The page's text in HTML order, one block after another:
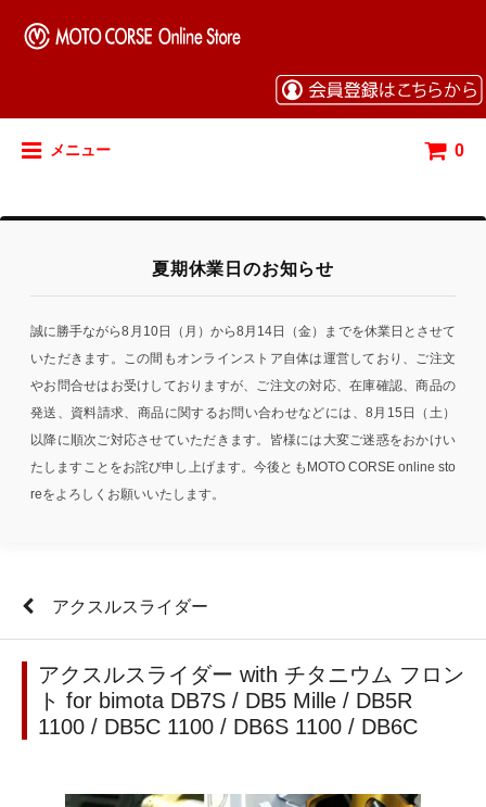
メニュー 0
夏期休業日のお知らせ
誠に勝手ながら8月10日（月）から8月14日（金）までを休業日とさせて
いただきます。この間もオンラインストア自体は運営しており、ご注文
やお問合せはお受けしておりますが、ご注文の対応、在庫確認、商品の
発送、資料請求、商品に関するお問い合わせなどには、8月15日（土）
以降に順次ご対応させていただきます。皆様には大変ご迷惑をおかけい
たしますことをお詫び申し上げます。今後ともMOTO CORSE online sto
reをよろしくお願いいたします。
アクスルスライダー
アクスルスライダー with チタニウム フロン
ト for bimota DB7S / DB5 Mille / DB5R
1100 / DB5C 1100 / DB6S 1100 / DB6C